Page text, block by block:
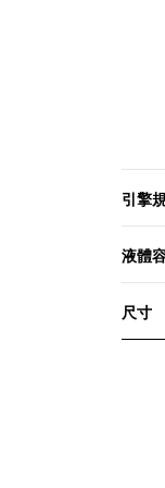
引擎
液體
尺寸